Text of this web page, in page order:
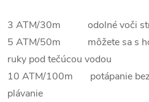
3 ATM/30m odolné voči
5 ATM/50m môžete sa s
ruky pod tečúcou vodou
10 ATM/100m potápanie bez
plávanie